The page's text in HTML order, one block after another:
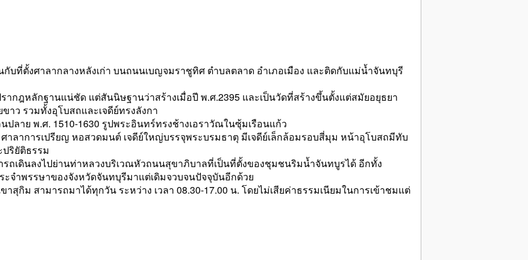
กับที่ตั้งศาลากลางหลังเก่า บนถนนเบญจมราชูทิศ ตำบลตลาด อำเภอเมือง และติดกับแม่น้ำจันทบุรี
ากฎหลักฐานแน่ชัด แต่สันนิษฐานว่าสร้างเมื่อปี พ.ศ.2395 และเป็นวัดที่สร้างขึ้นตั้งแต่สมัยอยุธยา
าว รวมทั้งอุโบสถและเจดีย์ทรงลังกา
ลาย พ.ศ. 1510-1630 รูปพระอินทร์ทรงช้างเอราวัณในซุ้มเรือนแก้ว
าลาการเปรียญ หอสวดมนต์ เจดีย์ใหญ่บรรจุพระบรมธาตุ มีเจดีย์เล็กล้อมรอบสี่มุม หน้าอุโบสถมีทับ
ริยัติธรรม
ถเดินลงไปย่านท่าหลวงบริเวณหัวถนนสุขาภิบาลที่เป็นที่ตั้งของชุมชนริมน้ำจันทบูรได้ อีกทั้ง
ะจำพรรษาของจังหวัดจันทบุรีมาแต่เดิมจวบจนปัจจุบันอีกด้วย
สุกิม สามารถมาได้ทุกวัน ระหว่าง เวลา 08.30-17.00 น. โดยไม่เสียค่าธรรมเนียมในการเข้าชมแต่